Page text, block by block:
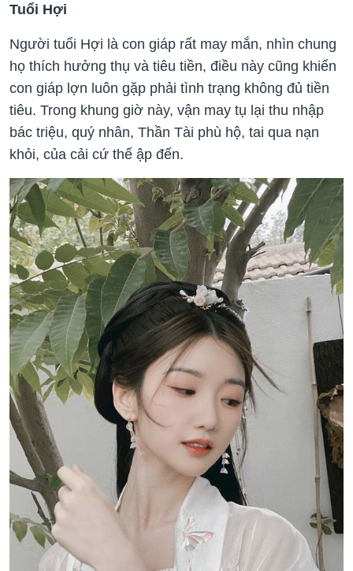
Tuổi Hợi
Người tuổi Hợi là con giáp rất may mắn, nhìn chung
họ thích hưởng thụ và tiêu tiền, điều này cũng khiến
con giáp lợn luôn gặp phải tình trạng không đủ tiền
tiêu. Trong khung giờ này, vận may tụ lại thu nhập
bác triệu, quý nhân, Thần Tài phù hộ, tai qua nạn
khỏi, của cải cứ thế ập đến.